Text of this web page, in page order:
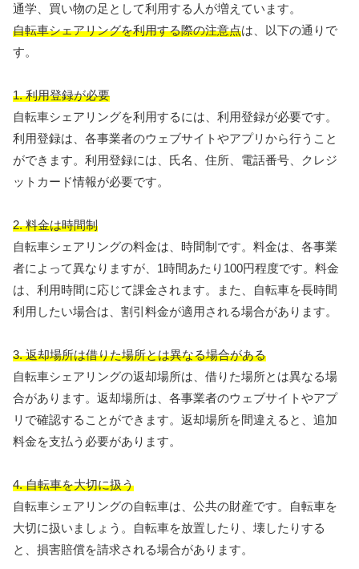
通学、買い物の足として利用する人が増えています。
自転車シェアリングを利用する際の注意点は、以下の通りで
す。
1. 利用登録が必要
自転車シェアリングを利用するには、利用登録が必要です。
利用登録は、各事業者のウェブサイトやアプリから行うこと
ができます。利用登録には、氏名、住所、電話番号、クレジ
ットカード情報が必要です。
2. 料金は時間制
自転車シェアリングの料金は、時間制です。料金は、各事業
者によって異なりますが、1時間あたり100円程度です。料金
は、利用時間に応じて課金されます。また、自転車を長時間
利用したい場合は、割引料金が適用される場合があります。
3. 返却場所は借りた場所とは異なる場合がある
自転車シェアリングの返却場所は、借りた場所とは異なる場
合があります。返却場所は、各事業者のウェブサイトやアプ
リで確認することができます。返却場所を間違えると、追加
料金を支払う必要があります。
4. 自転車を大切に扱う
自転車シェアリングの自転車は、公共の財産です。自転車を
大切に扱いましょう。自転車を放置したり、壊したりする
と、損害賠償を請求される場合があります。